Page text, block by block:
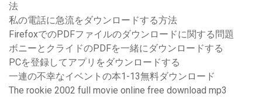
法
私の電話に急流をダウンロードする方法
FirefoxでのPDFファイルのダウンロードに関する問題
ボニーとクライドのPDFを一緒にダウンロードする
PCを登録してアプリをダウンロードする
一連の不幸なイベントの本1-13無料ダウンロード
The rookie 2002 full movie online free download mp3